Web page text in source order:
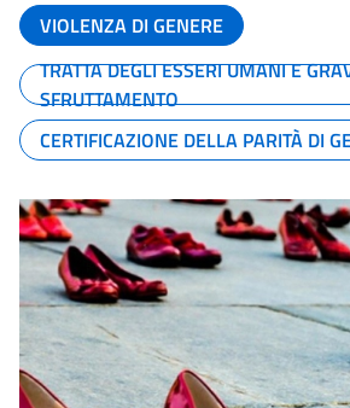
VIOLENZA DI GENERE
TRATTA DEGLI ESSERI UMANI E
SFRUTTAMENTO
CERTIFICAZIONE DELLA PARITÀ DI